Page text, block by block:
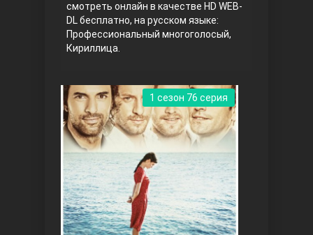
Ветреный холм
смотреть онлайн в качестве HD WEB-
DL бесплатно, на русском языке:
Профессиональный многоголосый,
Кириллица.
1 сезон 76 серия